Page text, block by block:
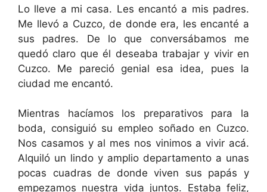
Lo lleve a mi casa. Les encantó a mis padres.
Me llevó a Cuzco, de donde era, les encanté a
sus padres. De lo que conversábamos me
quedó claro que él deseaba trabajar y vivir en
Cuzco. Me pareció genial esa idea, pues la
ciudad me encantó.
Mientras hacíamos los preparativos para la
boda, consiguió su empleo soñado en Cuzco.
Nos casamos y al mes nos vinimos a vivir acá.
Alquiló un lindo y amplio departamento a unas
pocas cuadras de donde viven sus papás y
empezamos nuestra vida juntos. Estaba feliz,